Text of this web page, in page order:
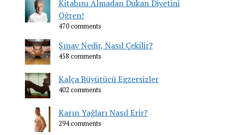
Kitabını Almadan Dukan Diyetini
Öğren!
470 comments
Şınav Nedir, Nasıl Çekilir?
458 comments
Kalça Büyütücü Egzersizler
402 comments
Karın Yağları Nasıl Erir?
294 comments